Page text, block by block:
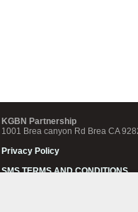
KGBN Partnership
1001 Brea canyon Rd Brea CA
Privacy Policy
SMS TERMS AND CONDITIONS